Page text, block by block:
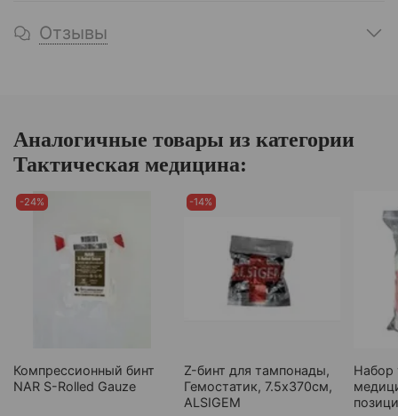
Отзывы
Аналогичные товары из категории
Тактическая медицина:
-24%
Компрессионный бинт
NAR S-Rolled Gauze
-14%
Z-бинт для тампонады,
Гемостатик, 7.5х370см,
ALSIGEM
Набор